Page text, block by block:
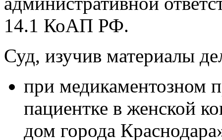
14.1 КоАП РФ.
Суд, изучив материалы
при медикаментозном
пациентке в женской
дом города